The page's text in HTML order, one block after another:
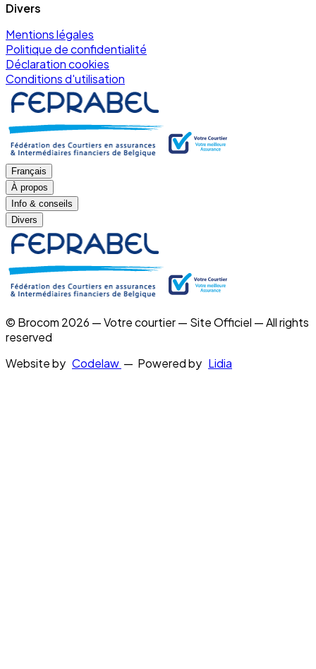
Divers
Mentions légales
Politique de confidentialité
Déclaration cookies
Conditions d'utilisation
Français
À propos
Info & conseils
Divers
© Brocom 2026 — Votre courtier — Site Officiel — All rights
reserved
Website by Codelaw — Powered by Lidia